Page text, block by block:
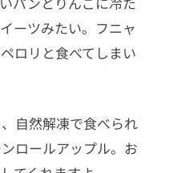
ーツみたい。フニャ
ロリと食べてしまい
自然解凍で食べられ
ロールアップル。お